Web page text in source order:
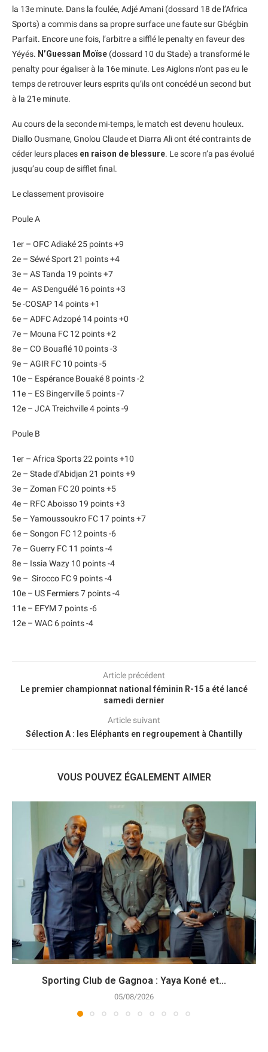
la 13e minute. Dans la foulée, Adjé Amani (dossard 18 de l’Africa
Sports) a commis dans sa propre surface une faute sur Gbégbin
Parfait. Encore une fois, l’arbitre a sifflé le penalty en faveur des
Yéyés. N’Guessan Moïse (dossard 10 du Stade) a transformé le
penalty pour égaliser à la 16e minute. Les Aiglons n’ont pas eu le
temps de retrouver leurs esprits qu’ils ont concédé un second but
à la 21e minute.
Au cours de la seconde mi-temps, le match est devenu houleux.
Diallo Ousmane, Gnolou Claude et Diarra Ali ont été contraints de
céder leurs places en raison de blessure. Le score n’a pas évolué
jusqu’au coup de sifflet final.
Le classement provisoire
Poule A
1er – OFC Adiaké 25 points +9
2e – Séwé Sport 21 points +4
3e – AS Tanda 19 points +7
4e – AS Denguélé 16 points +3
5e -COSAP 14 points +1
6e – ADFC Adzopé 14 points +0
7e – Mouna FC 12 points +2
8e – CO Bouaflé 10 points -3
9e – AGIR FC 10 points -5
10e – Espérance Bouaké 8 points -2
11e – ES Bingerville 5 points -7
12e – JCA Treichville 4 points -9
Poule B
1er – Africa Sports 22 points +10
2e – Stade d’Abidjan 21 points +9
3e – Zoman FC 20 points +5
4e – RFC Aboisso 19 points +3
5e – Yamoussoukro FC 17 points +7
6e – Songon FC 12 points -6
7e – Guerry FC 11 points -4
8e – Issia Wazy 10 points -4
9e – Sirocco FC 9 points -4
10e – US Fermiers 7 points -4
11e – EFYM 7 points -6
12e – WAC 6 points -4
Article précédent
Le premier championnat national féminin R-15 a été lancé
samedi dernier
Article suivant
Sélection A : les Eléphants en regroupement à Chantilly
VOUS POUVEZ ÉGALEMENT AIMER
Sporting Club de Gagnoa : Yaya Koné et...
05/08/2026